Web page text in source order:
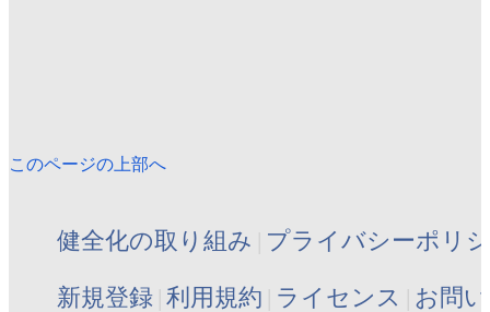
このページの上部へ
健全化の取り組み プライバシーポリ
新規登録 利用規約 ライセンス お問